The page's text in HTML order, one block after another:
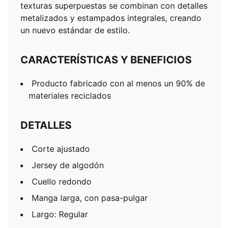
texturas superpuestas se combinan con detalles
metalizados y estampados integrales, creando
un nuevo estándar de estilo.
CARACTERÍSTICAS Y BENEFICIOS
Producto fabricado con al menos un 90% de
materiales reciclados
DETALLES
Corte ajustado
Jersey de algodón
Cuello redondo
Manga larga, con pasa-pulgar
Largo: Regular